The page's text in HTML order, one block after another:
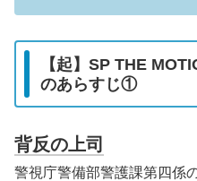
【起】SP THE
のあらすじ①
背反の上司
警視庁警備部警護課第四係